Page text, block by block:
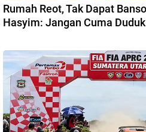
Rumah Reot, Tak Dapat
Hasyim: Jangan Cuma